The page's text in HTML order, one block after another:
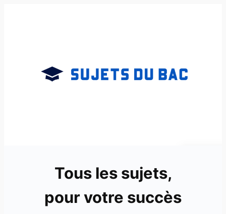
Tous les sujets,
pour votre succès